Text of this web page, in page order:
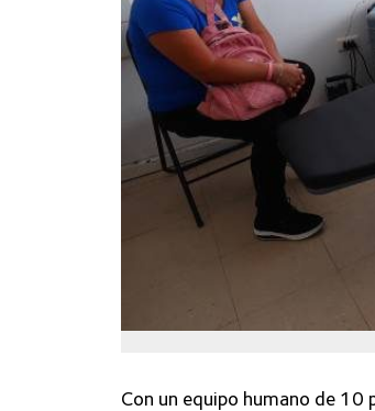
Con un equipo humano de